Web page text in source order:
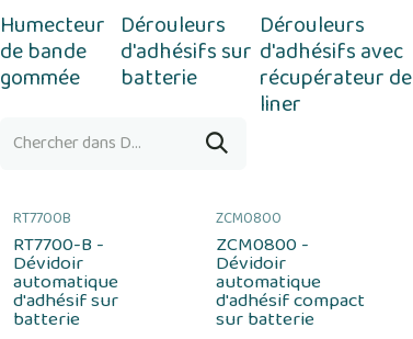
Humecteur
de bande
gommée
Dérouleurs
d'adhésifs sur
batterie
Dérouleurs
d'adhésifs avec
récupérateur de
liner
RT7700B
RT7700-B -
Dévidoir
automatique
d'adhésif sur
batterie
ZCM0800
ZCM0800 -
Dévidoir
automatique
d'adhésif compact
sur batterie